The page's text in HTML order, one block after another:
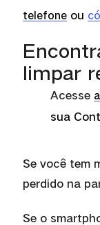
telefone ou
limpar
Acesse
sua
Se você tem
perdido na
Se o